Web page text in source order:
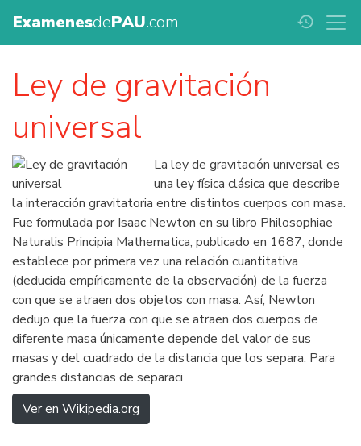
ExamenesdePAU.com history
Ley de gravitación
universal
La ley de gravitación universal es
una ley física clásica que describe
la interacción gravitatoria entre distintos cuerpos con masa.
Fue formulada por Isaac Newton en su libro Philosophiae
Naturalis Principia Mathematica, publicado en 1687, donde
establece por primera vez una relación cuantitativa
(deducida empíricamente de la observación) de la fuerza
con que se atraen dos objetos con masa. Así, Newton
dedujo que la fuerza con que se atraen dos cuerpos de
diferente masa únicamente depende del valor de sus
masas y del cuadrado de la distancia que los separa. Para
grandes distancias de separaci
Ver en Wikipedia.org